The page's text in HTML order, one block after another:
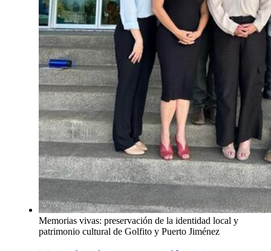
Memorias vivas: preservación de la identidad local y
patrimonio cultural de Golfito y Puerto Jiménez